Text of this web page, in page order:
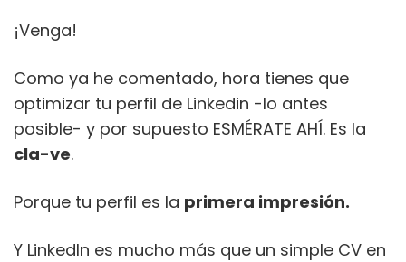
¡Venga!
Como ya he comentado, hora tienes que
optimizar tu perfil de Linkedin -lo antes
posible- y por supuesto ESMÉRATE AHÍ. Es la
cla-ve.
Porque tu perfil es la primera impresión.
Y LinkedIn es mucho más que un simple CV en